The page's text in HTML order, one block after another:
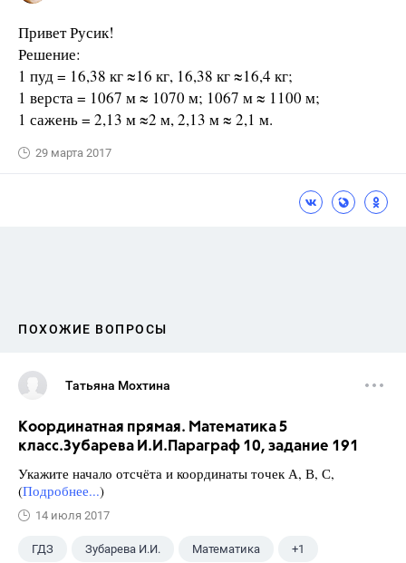
Привет Русик!
Решение:
1 пуд = 16,38 кг ≈16 кг, 16,38 кг ≈16,4 кг;
1 верста = 1067 м ≈ 1070 м; 1067 м ≈ 1100 м;
1 сажень = 2,13 м ≈2 м, 2,13 м ≈ 2,1 м.
29 марта 2017
ПОХОЖИЕ ВОПРОСЫ
Татьяна Мохтина
Координатная прямая. Математика 5
класс.Зубарева И.И.Параграф 10, задание 191
Укажите начало отсчёта и координаты точек А, В, С,
(Подробнее...)
14 июля 2017
ГДЗ Зубарева И.И. Математика +1